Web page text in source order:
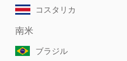
コスタリカ
南米
ブラジル